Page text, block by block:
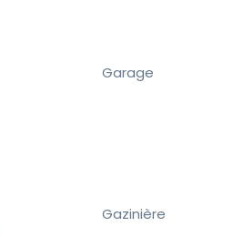
Garage
Gazinière